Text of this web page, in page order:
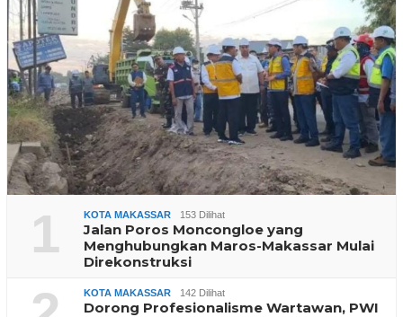
1 KOTA MAKASSAR 153 Dilihat
Jalan Poros Moncongloe yang
Menghubungkan Maros-Makassar Mulai
Direkonstruksi
KOTA MAKASSAR 142 Dilihat
Dorong Profesionalisme Wartawan, PWI